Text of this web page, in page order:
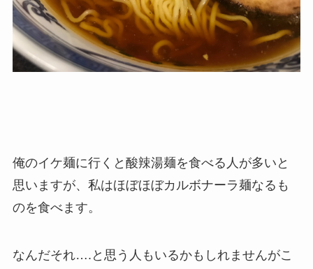
俺のイケ麺に行くと酸辣湯麺を食べる人が多いと
思いますが、私はほぼほぼカルボナーラ麺なるも
のを食べます。
なんだそれ….と思う人もいるかもしれませんがこ